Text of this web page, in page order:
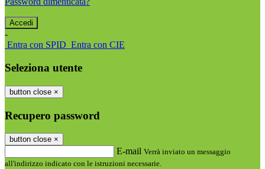
-
Entra con SPID Entra con CIE
Seleziona utente
button close ×
Recupero password
button close ×
E-mail Verrà inviato un messaggio
all'indirizzo indicato con le istruzioni necessarie.